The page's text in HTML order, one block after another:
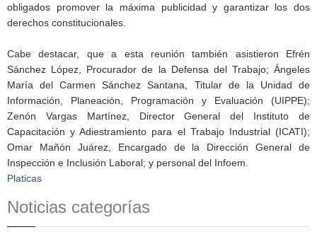
obligados promover la máxima publicidad y garantizar los dos
derechos constitucionales.
Cabe destacar, que a esta reunión también asistieron Efrén
Sánchez López, Procurador de la Defensa del Trabajo; Ángeles
María del Carmen Sánchez Santana, Titular de la Unidad de
Información, Planeación, Programación y Evaluación (UIPPE);
Zenón Vargas Martínez, Director General del Instituto de
Capacitación y Adiestramiento para el Trabajo Industrial (ICATI);
Omar Mañón Juárez, Encargado de la Dirección General de
Inspección e Inclusión Laboral; y personal del Infoem.
Platicas
Noticias categorías